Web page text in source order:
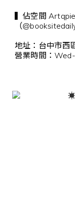
▍佔空間
（
地址：台中市西
營業時間：